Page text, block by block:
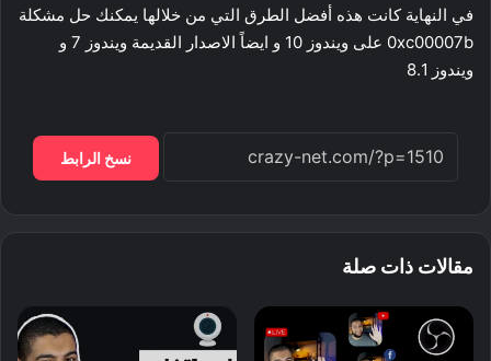
في النهاية كانت هذه أفضل الطرق التي من خلالها يمكنك حل مشكلة
0xc00007b على ويندوز 10 و ايضاً الاصدار القديمة ويندوز 7 و
ويندوز 8.1
نسخ الرابط
مقالات ذات صلة